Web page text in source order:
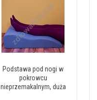
Podstawa pod nogi w
pokrowcu
nieprzemakalnym, duża